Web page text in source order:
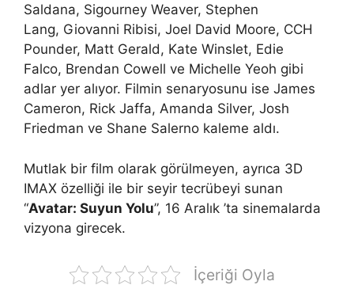
Saldana, Sigourney Weaver, Stephen
Lang, Giovanni Ribisi, Joel David Moore, CCH
Pounder, Matt Gerald, Kate Winslet, Edie
Falco, Brendan Cowell ve Michelle Yeoh gibi
adlar yer alıyor. Filmin senaryosunu ise James
Cameron, Rick Jaffa, Amanda Silver, Josh
Friedman ve Shane Salerno kaleme aldı.
Mutlak bir film olarak görülmeyen, ayrıca 3D
IMAX özelliği ile bir seyir tecrübeyi sunan
“Avatar: Suyun Yolu”, 16 Aralık ’ta sinemalarda
vizyona girecek.
İçeriği Oyla